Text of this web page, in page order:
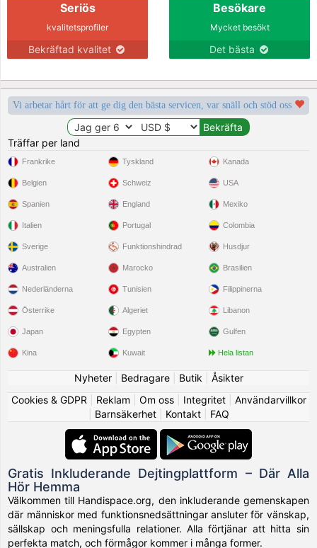
Seriös
kvalitetsprofiler
Bekräftad kvalitet
Besökare
Mycket besökt
Det bästa
Vi arbetar hårt för att ge dig den bästa servicen, var snäll och stöd oss
Träffar per land
Frankrike
Belgien
Spanien
Italien
Sverige
Tyskland
Schweiz
England
Portugal
Funktionshindrad
Kanada
USA
Mexiko
Colombia
Husdjur
Australien
Nederländerna
Österrike
Japan
Kina
Marocko
Tunisien
Algeriet
Egypten
Kuwait
Brasilien
Filippinerna
Libanon
Gulfen
Hela listan
Nyheter| Bedragare| Butik
Åsikter
Cookies & GDPR
Reklam Om oss| Integritet| Användarvillkor
Barnsäkerhet| Kontakt| FAQ
Gratis Inkluderande Dejtingplattform – Där Alla
Hör Hemma
Välkommen till Handispace.org, den inkluderande gemenskapen
där människor med funktionsnedsättningar ansluter för vänskap,
sällskap och meningsfulla relationer. Alla förtjänar att hitta sin
perfekta match, och förmågor kommer i många former.